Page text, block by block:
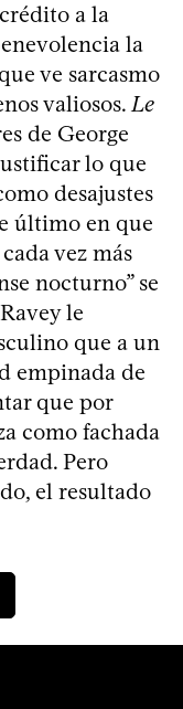
a la
la
ve sarcasmo
valiosos.Le
de George
lo que
desajustes
último en que
vez más
nocturno” se
le
que a un
empinada de
que por
como fachada
Pero
el resultado